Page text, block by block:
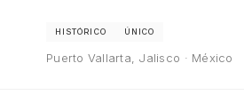
HISTÓRICO ÚNICO
Puerto Vallarta, Jalisco · México